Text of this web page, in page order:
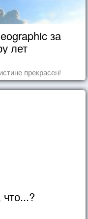
за
лет
прекрасен!